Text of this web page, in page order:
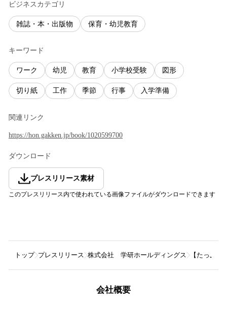
ビジネスカテゴリ
雑誌・本・出版物 保育・幼児教育
キーワード
ワーク 幼児 教育 小学校受験 図形
切り紙 工作 季節 行事 入学準備
関連リンク
https://hon.gakken.jp/book/1020599700
ダウンロード
プレスリリース素材
このプレスリリース内で使われている画像ファイルがダウンロードできます
トップ プレスリリース 株式会社 学研ホールディングス 【たっぷ
会社概要